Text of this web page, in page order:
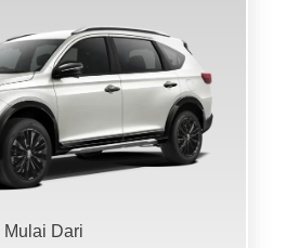
Mulai Dari